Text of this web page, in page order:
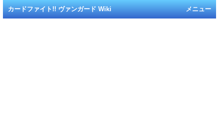
メニュー
カードファイト!! ヴァンガード Wiki